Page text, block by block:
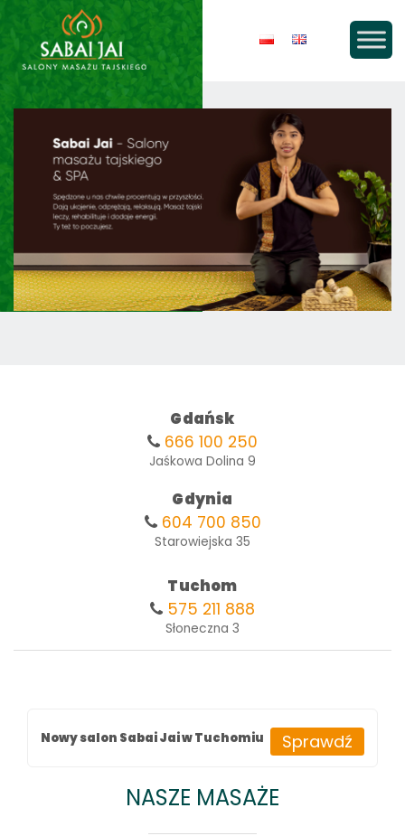
Gdańsk
666 100 250
Jaśkowa Dolina 9
Gdynia
604 700 850
Starowiejska 35
Tuchom
575 211 888
Słoneczna 3
Nowy salon Sabai Jai w Tuchomiu Sprawdź
NASZE MASAŻE